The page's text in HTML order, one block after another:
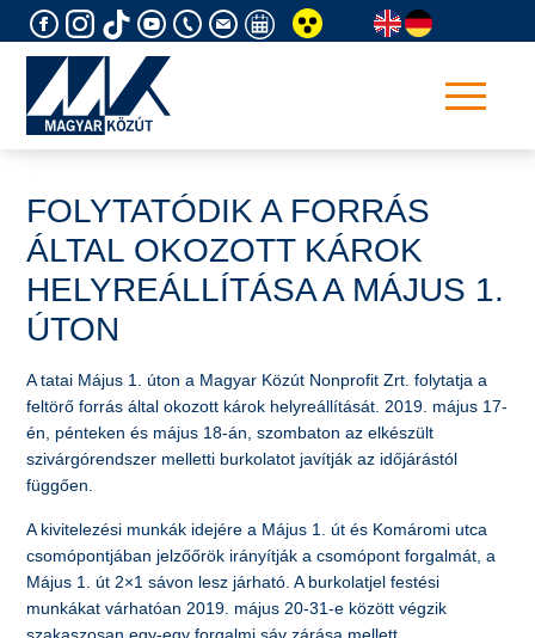
to
FOLYTATÓDIK A FORRÁS
ÁLTAL OKOZOTT KÁROK
HELYREÁLLÍTÁSA A MÁJUS 1.
ÚTON
A tatai Május 1. úton a Magyar Közút Nonprofit Zrt. folytatja a
feltörő forrás által okozott károk helyreállítását. 2019. május 17-
én, pénteken és május 18-án, szombaton az elkészült
szivárgórendszer melletti burkolatot javítják az időjárástól
függően.
A kivitelezési munkák idejére a Május 1. út és Komáromi utca
csomópontjában jelzőőrök irányítják a csomópont forgalmát, a
Május 1. út 2×1 sávon lesz járható. A burkolatjel festési
munkákat várhatóan 2019. május 20-31-e között végzik